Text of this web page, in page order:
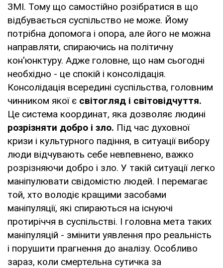
ЗМІ. Тому що самостійно розібратися в що
відбувається суспільство не може. Йому
потрібна допомога і опора, але його не можна
направляти, спираючись на політичну
кон'юнктуру. Адже головне, що нам сьогодні
необхідно - це спокій і консолідація.
Консолідація всередині суспільства, головним
чинником якої є світогляд і світовідчуття.
Це система координат, яка дозволяє людині
розрізняти добро і зло. Під час духовної
кризи і культурного падіння, в ситуації вибору
люди відчувають себе невпевнено, важко
розрізняючи добро і зло. У такій ситуації легко
маніпулювати свідомістю людей. І перемагає
той, хто володіє кращими засобами
маніпуляції, які спираються на існуючі
протиріччя в суспільстві. І головна мета таких
маніпуляцій - змінити уявлення про реальність
і порушити прагнення до аналізу. Особливо
зараз, коли смертельна сутичка за